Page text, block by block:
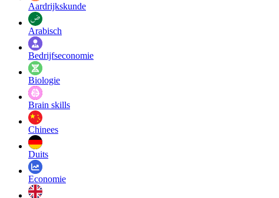
Aardrijkskunde
Arabisch
Bedrijfseconomie
Biologie
Brain skills
Chinees
Duits
Economie